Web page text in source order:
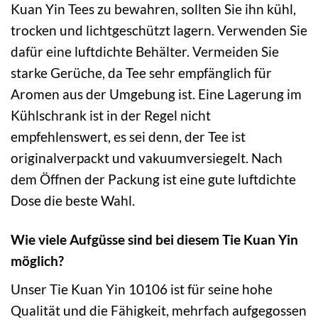
Kuan Yin Tees zu bewahren, sollten Sie ihn kühl,
trocken und lichtgeschützt lagern. Verwenden Sie
dafür eine luftdichte Behälter. Vermeiden Sie
starke Gerüche, da Tee sehr empfänglich für
Aromen aus der Umgebung ist. Eine Lagerung im
Kühlschrank ist in der Regel nicht
empfehlenswert, es sei denn, der Tee ist
originalverpackt und vakuumversiegelt. Nach
dem Öffnen der Packung ist eine gute luftdichte
Dose die beste Wahl.
Wie viele Aufgüsse sind bei diesem Tie Kuan Yin
möglich?
Unser Tie Kuan Yin 10106 ist für seine hohe
Qualität und die Fähigkeit, mehrfach aufgegossen